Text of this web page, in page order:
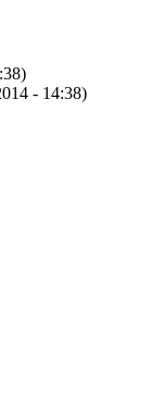
- 14:38)